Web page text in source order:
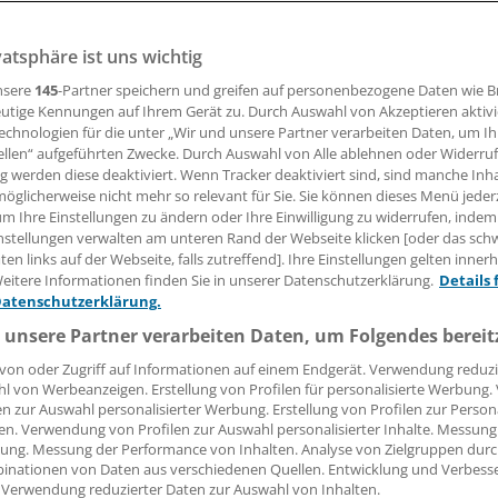
15:02 Uhr
DerVorschlag des Sachverständigenrates zur
Gesundheitswesen,regionale Obergrenzen für den
damit insbesondere den Handel über den ideellen
Arztsitze zeitlich zu begrenzen, stößt in Hessen auf
Wert einer abzugebenden Praxis lasse sich nicht allein
und etwa die Immobilie – reduzieren, mahnen die
und die KV in einer gemeinsamen Mitteilung.
sei "das Resultat einer langjährigen ärztlichen Arbeit,
nachhaltig erworben wurde", so Hessens
Knoblauch zu Hatzbach. Ein extern geschätzter
nicht.
ist uns wichtig
145-Partner speichern und greifen auf personenbezogene Daten wie
Kennungen auf Ihrem Gerät zu. Durch Auswahl von Akzeptieren
für die unter „Wir und unsere Partner verarbeiten Daten, um
aufgeführten Zwecke. Durch Auswahl von Alle ablehnen oder
werden diese deaktiviert. Wenn Tracker deaktiviert sind, sind manche
nicht mehr so relevant für Sie. Sie können dieses Menü
Ihre Einstellungen zu ändern oder Ihre Einwilligung zu widerrufen,
verwalten am unteren Rand der Webseite klicken [oder das
links auf der Webseite, falls zutreffend]. Ihre Einstellungen gelten
Informationen finden Sie in unserer Datenschutzerklärung. Details
Partner verarbeiten Daten, um Folgendes
oder Zugriff auf Informationen auf einem Endgerät. Verwendung
von Werbeanzeigen. Erstellung von Profilen für personalisierte
zur Auswahl personalisierter Werbung. Erstellung von Profilen zur
Verwendung von Profilen zur Auswahl personalisierter Inhalte.
Messung der Performance von Inhalten. Analyse von Zielgruppen
von Daten aus verschiedenen Quellen. Entwicklung und
reduzierter Daten zur Auswahl von Inhalten.